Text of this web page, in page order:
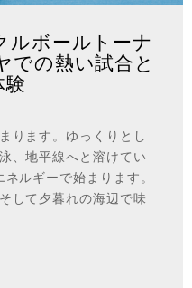
ルボールトーナ
での熱い試合と
験
ります。ゆっくりとし
、地平線へと溶けてい
ルギーで始まります。
して夕暮れの海辺で味